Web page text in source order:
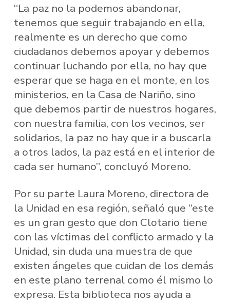
“La paz no la podemos abandonar,
tenemos que seguir trabajando en ella,
realmente es un derecho que como
ciudadanos debemos apoyar y debemos
continuar luchando por ella, no hay que
esperar que se haga en el monte, en los
ministerios, en la Casa de Nariño, sino
que debemos partir de nuestros hogares,
con nuestra familia, con los vecinos, ser
solidarios, la paz no hay que ir a buscarla
a otros lados, la paz está en el interior de
cada ser humano”, concluyó Moreno.
Por su parte Laura Moreno, directora de
la Unidad en esa región, señaló que “este
es un gran gesto que don Clotario tiene
con las víctimas del conflicto armado y la
Unidad, sin duda una muestra de que
existen ángeles que cuidan de los demás
en este plano terrenal como él mismo lo
expresa. Esta biblioteca nos ayuda a